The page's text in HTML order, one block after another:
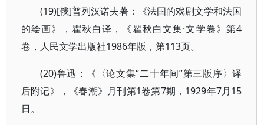
(19)[俄]普列汉诺夫著：《法国的戏剧文学和法国
的绘画》，瞿秋白译，《瞿秋白文集·文学卷》第4
卷，人民文学出版社1986年版，第113页。
(20)鲁迅：《〈论文集“二十年间”第三版序〉译
后附记》，《春潮》月刊第1卷第7期，1929年7月15
日。